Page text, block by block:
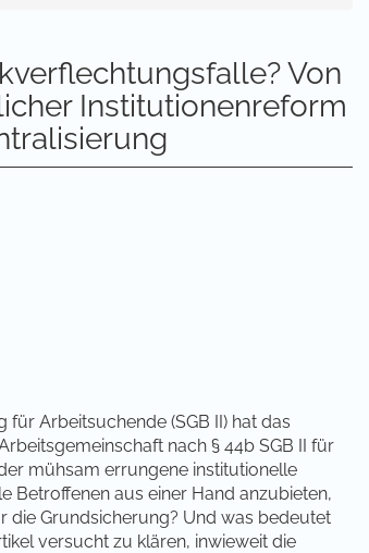
Von
Institutionenreform
Arbeitsuchende (SGB II) hat das
nach § 44b SGB II für
mühsam errungene institutionelle
Betroffenen aus einer Hand anzubieten,
die Grundsicherung? Und was bedeutet
versucht zu klären, inwieweit die